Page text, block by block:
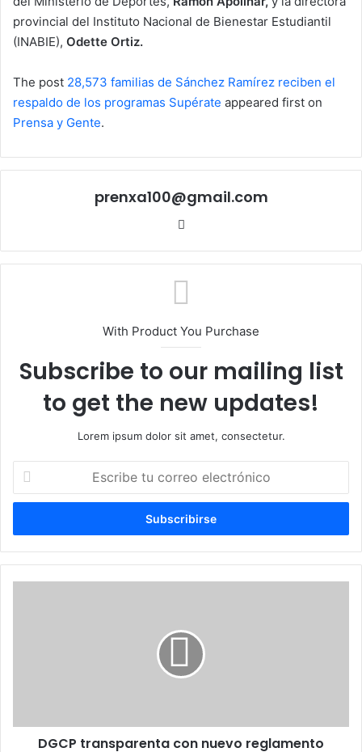
provincial del Instituto Nacional de Bienestar Estudiantil
(INABIE), Odette Ortiz.
The post 28,573 familias de Sánchez Ramírez reciben el
respaldo de los programas Supérate appeared first on
Prensa y Gente.
prenxa100@gmail.com
With Product You Purchase
Subscribe to our mailing list
to get the new updates!
Lorem ipsum dolor sit amet, consectetur.
correo
Registro
DGCP transparenta con nuevo reglamento